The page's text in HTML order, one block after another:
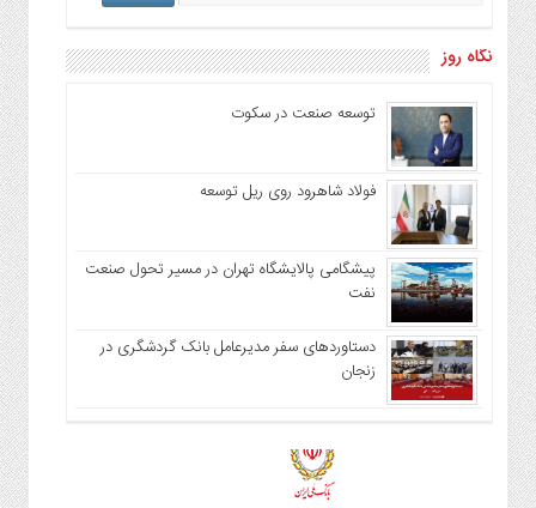
نگاه روز
توسعه صنعت در سکوت
فولاد شاهرود روی ریل توسعه
پیشگامی پالایشگاه تهران در مسیر تحول صنعت
نفت
دستاوردهای سفر مدیرعامل بانک گردشگری در
زنجان